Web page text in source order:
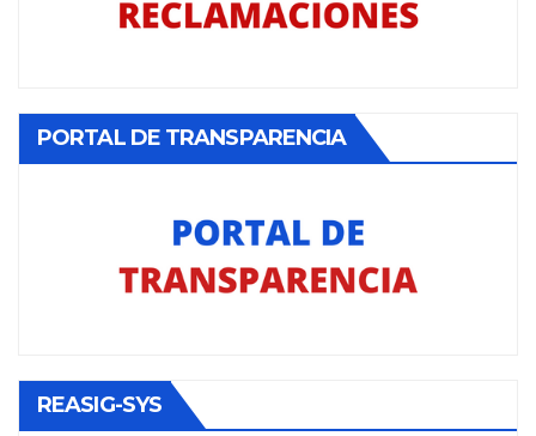
PORTAL DE TRANSPARENCIA
REASIG-SYS